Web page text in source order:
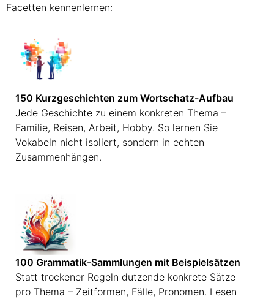
Facetten kennenlernen:
150 Kurzgeschichten zum Wortschatz-Aufbau
Jede Geschichte zu einem konkreten Thema –
Familie, Reisen, Arbeit, Hobby. So lernen Sie
Vokabeln nicht isoliert, sondern in echten
Zusammenhängen.
100 Grammatik-Sammlungen mit Beispielsätzen
Statt trockener Regeln dutzende konkrete Sätze
pro Thema – Zeitformen, Fälle, Pronomen. Lesen